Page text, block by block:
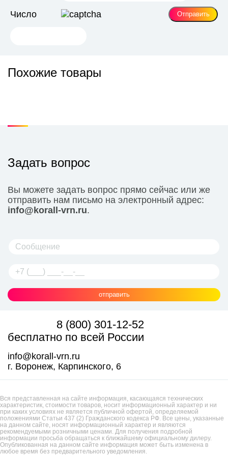
Число
Похожие товары
Задать вопрос
Вы можете задать вопрос прямо сейчас или же
отправить нам письмо на электронный адрес:
info@korall-vrn.ru.
отправить
8 (800) 301-12-52
бесплатно по всей России
info@korall-vrn.ru
г. Воронеж, Карпинского, 6
Вся представленная на сайте информация, касающаяся технических
характеристик, стоимости товаров, носит информационный характер и ни
при каких условиях не является публичной офертой, определяемой
положениями Статьи 437 (2) Гражданского кодекса РФ. Все цены, указанные
на данном сайте, носят информационный характер и являются
рекомендуемыми розничными ценами. Для получения подробной
информации просьба обращаться к ближайшему официальному дилеру.
Опубликованная на данном сайте информация может быть изменена в
любое время без предварительного уведомления.